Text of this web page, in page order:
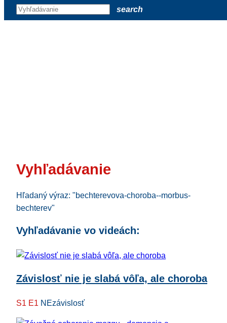
search
Vyhľadávanie
Hľadaný výraz: "bechterevova-choroba--morbus-
bechterev"
Vyhľadávanie vo videách:
Závislosť nie je slabá vôľa, ale choroba
S1 E1 NEzávislosť